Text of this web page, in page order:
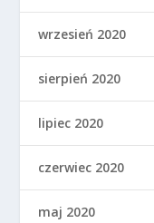
wrzesień 2020
sierpień 2020
lipiec 2020
czerwiec 2020
maj 2020